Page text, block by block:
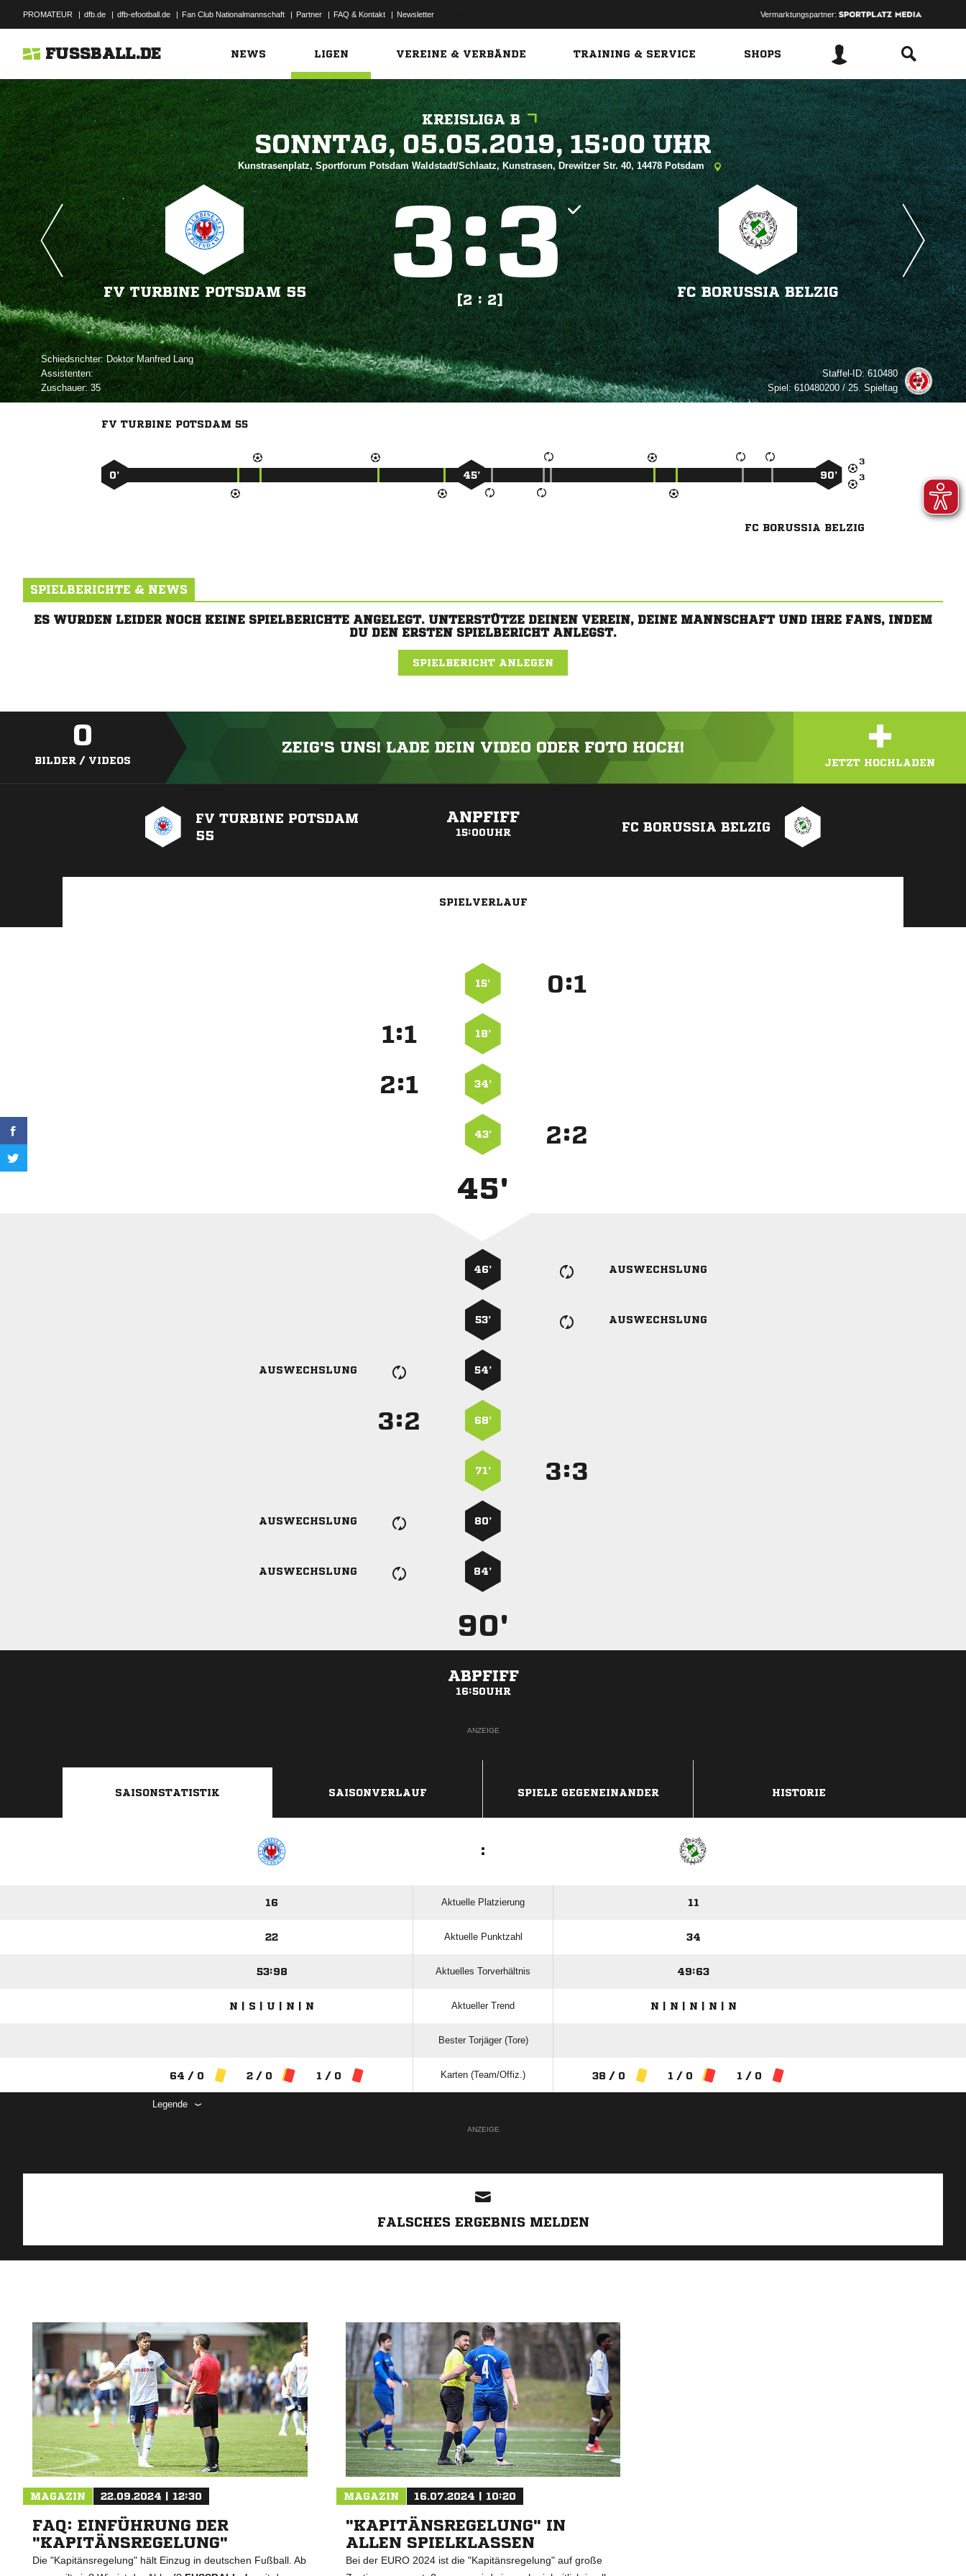
PROMATEUR | dfb.de | dfb-efootball.de | Fan Club Nationalmannschaft | Partner | FAQ & Kontakt | Newsletter Vermarktungspartner:
FUSSBALL.DE NEWS LIGEN VEREINE & VERBÄNDE TRAINING & SERVICE SHOPS
KREISLIGA B
   
Kunstrasenplatz, Sportforum Potsdam Waldstadt/Schlaatz, Kunstrasen, Drewitzer Str. 40, 14478 Potsdam
FV TURBINE POTSDAM 55
:
[2 : 2]
FC BORUSSIA BELZIG
Schiedsrichter:  
Assistenten:
Zuschauer:35
Staffel-ID:610480
Spiel:610480200 / 25. Spieltag
FV TURBINE POTSDAM 55


0’ 45’ 90’
FC BORUSSIA BELZIG
SPIELBERICHTE & NEWS
ES WURDEN LEIDER NOCH KEINE SPIELBERICHTE ANGELEGT. UNTERSTÜTZE DEINEN VEREIN, DEINE MANNSCHAFT UND IHRE FANS, INDEM
DU DEN ERSTEN SPIELBERICHT ANLEGST.
SPIELBERICHT ANLEGEN
0
BILDER / VIDEOS
ZEIG'S UNS! LADE DEIN VIDEO ODER FOTO HOCH! +
JETZT HOCHLADEN
FV TURBINE POTSDAM
55
ANPFIFF
15:00UHR FC BORUSSIA BELZIG
SPIELVERLAUF
15’ :
: 18’
: 34’
43’ :
45'
46’ AUSWECHSLUNG
53’ AUSWECHSLUNG
AUSWECHSLUNG 54’
: 68’
71’ :
AUSWECHSLUNG 80’
AUSWECHSLUNG 84’
90'
ABPFIFF
16:50UHR
ANZEIGE
SAISONSTATISTIK SAISONVERLAUF SPIELE GEGENEINANDER HISTORIE
:
16 Aktuelle Platzierung 11
22 Aktuelle Punktzahl 34
53:98 Aktuelles Torverhältnis 49:63
N | S | U | N | N Aktueller Trend N | N | N | N | N
Bester Torjäger (Tore)
64 / 0 2 / 0 1 / 0 Karten (Team/Offiz.) 38 / 0 1 / 0 1 / 0
Legende
ANZEIGE
FALSCHES ERGEBNIS MELDEN
MAGAZIN 22.09.2024 | 12:30
FAQ: EINFÜHRUNG DER
"KAPITÄNSREGELUNG"
Die "Kapitänsregelung" hält Einzug in deutschen Fußball. Ab
MAGAZIN 16.07.2024 | 10:20
"KAPITÄNSREGELUNG" IN
ALLEN SPIELKLASSEN
Bei der EURO 2024 ist die "Kapitänsregelung" auf große